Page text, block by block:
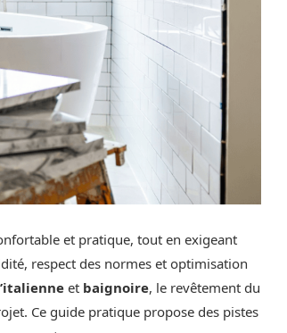
et pratique, tout en exigeant
respect des normes et optimisation
et baignoire, le revêtement du
Ce guide pratique propose des pistes